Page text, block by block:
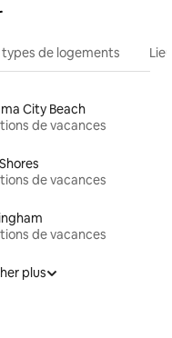
de logements
City Beach
de vacances
de vacances
de vacances
plus